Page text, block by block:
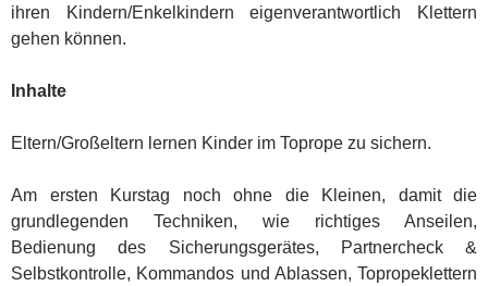
ihren Kindern/Enkelkindern eigenverantwortlich Klettern
gehen können.
Inhalte
Eltern/Großeltern lernen Kinder im Toprope zu sichern.
Am ersten Kurstag noch ohne die Kleinen, damit die
grundlegenden Techniken, wie richtiges Anseilen,
Bedienung des Sicherungsgerätes, Partnercheck &
Selbstkontrolle, Kommandos und Ablassen, Topropeklettern